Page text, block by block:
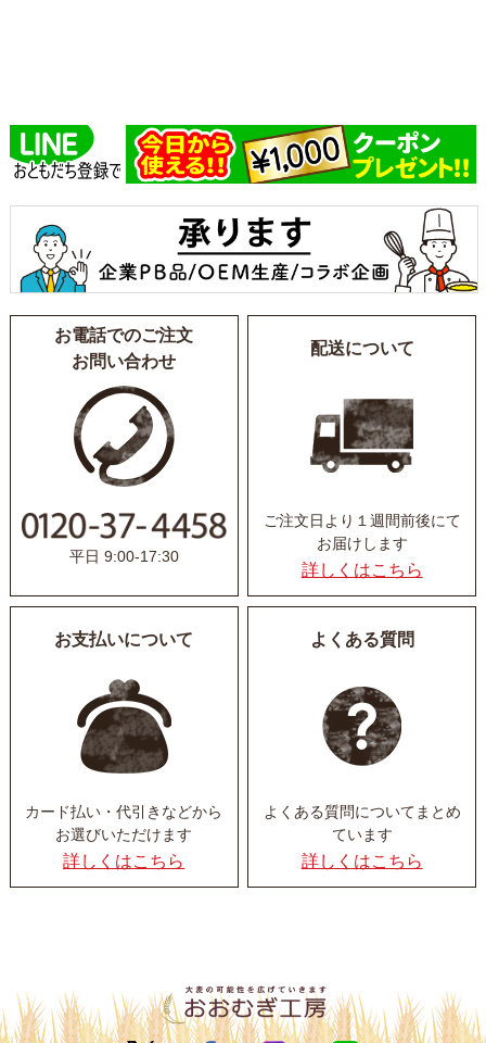
お電話でのご注文
お問い合わせ
平日 9:00-17:30
配送について
ご注文日より１週間前後にて
お届けします
詳しくはこちら
お支払いについて
カード払い・代引きなどから
お選びいただけます
詳しくはこちら
よくある質問
よくある質問について まとめ
ています
詳しくはこちら